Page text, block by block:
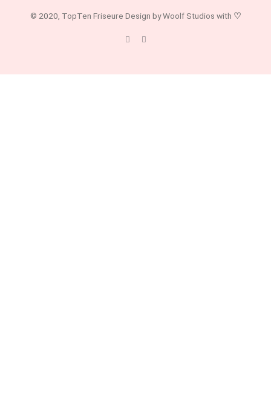
© 2020, TopTen Friseure Design by Woolf Studios with ♡
F
a
I
n